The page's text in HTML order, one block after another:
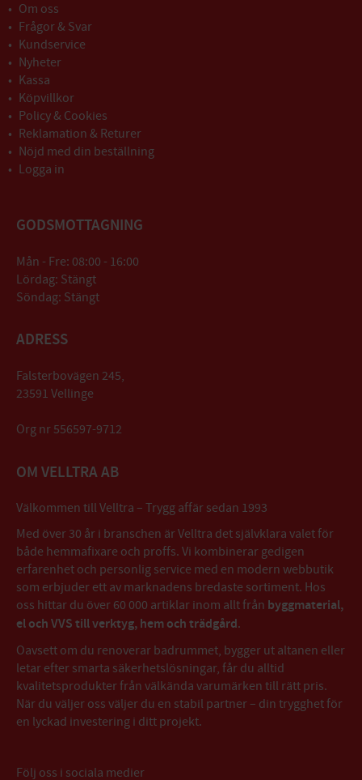
Om oss
Frågor & Svar
Kundservice
Nyheter
Kassa
Köpvillkor
Policy & Cookies
Reklamation & Returer
Nöjd med din beställning
Logga in
GODSMOTTAGNING
Mån - Fre: 08:00 - 16:00
Lördag: Stängt
Söndag: Stängt
ADRESS
Falsterbovägen 245,
23591 Vellinge
Org nr 556597-9712
OM VELLTRA AB
Välkommen till Velltra – Trygg affär sedan 1993
Med över 30 år i branschen är Velltra det självklara valet för
både hemmafixare och proffs. Vi kombinerar gedigen
erfarenhet och personlig service med en modern webbutik
som erbjuder ett av marknadens bredaste sortiment. Hos
oss hittar du över 60 000 artiklar inom allt från byggmaterial,
el och VVS till verktyg, hem och trädgård.
Oavsett om du renoverar badrummet, bygger ut altanen eller
letar efter smarta säkerhetslösningar, får du alltid
kvalitetsprodukter från välkända varumärken till rätt pris.
När du väljer oss väljer du en stabil partner – din trygghet för
en lyckad investering i ditt projekt.
Följ oss i sociala medier